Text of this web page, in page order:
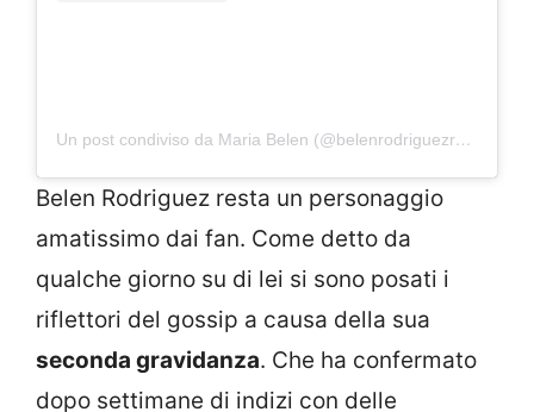
Un post condiviso da Maria Belen (@belenrodriguezreal)
Belen Rodriguez resta un personaggio
amatissimo dai fan. Come detto da
qualche giorno su di lei si sono posati i
riflettori del gossip a causa della sua
seconda gravidanza. Che ha confermato
dopo settimane di indizi con delle